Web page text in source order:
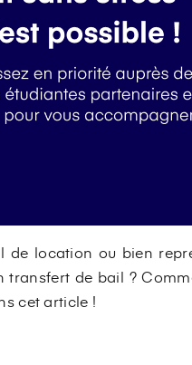
de location ou bien
transfert de bail ?
cet article !